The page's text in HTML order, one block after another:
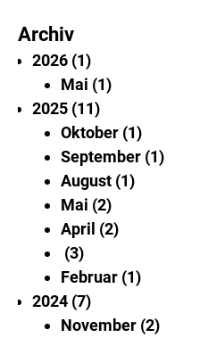
Archiv
2026 1
Mai 1
2025 11
Oktober 1
September 1
August 1
Mai 2
April 2
3
Februar 1
2024 7
November 2